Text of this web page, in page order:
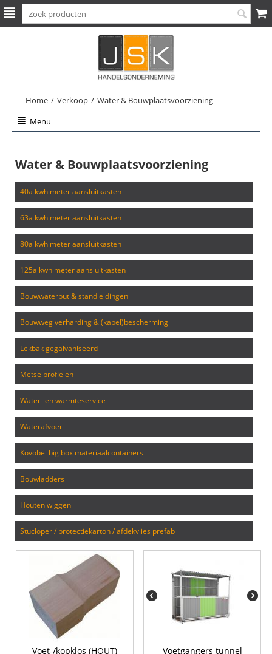
Home / Verkoop / Water & Bouwplaatsvoorziening
Menu
Water & Bouwplaatsvoorziening
40a kwh meter aansluitkasten
63a kwh meter aansluitkasten
80a kwh meter aansluitkasten
125a kwh meter aansluitkasten
bouwwaterput & standleidingen
bouwweg verharding & (kabel)bescherming
lekbak gegalvaniseerd
metselprofielen
water- en warmteservice
waterafvoer
kovobel big box materiaalcontainers
bouwladders
houten wiggen
stucloper / protectiekarton / afdekvlies prefab
Voet-/kopklos (HOUT) Voetgangers tunnel